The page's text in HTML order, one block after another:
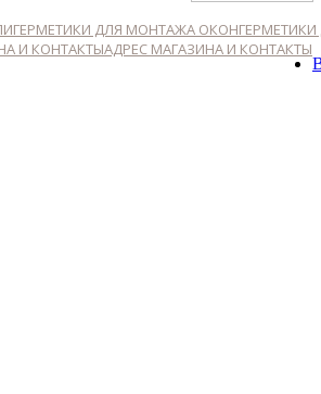
ГЕРМЕТИКИ ДЛЯ МОНТАЖА ОКОН
АДРЕС МАГАЗИНА И КОНТАКТЫ